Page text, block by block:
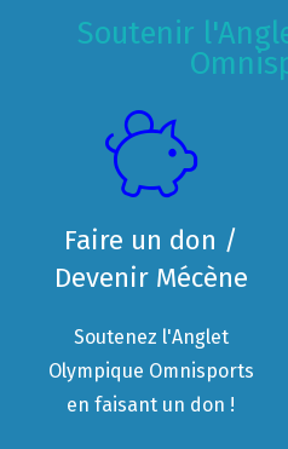
Soutenir
Faire un don /
Devenir Mécène
Soutenez l'Anglet
Olympique Omnisports
en faisant un don !